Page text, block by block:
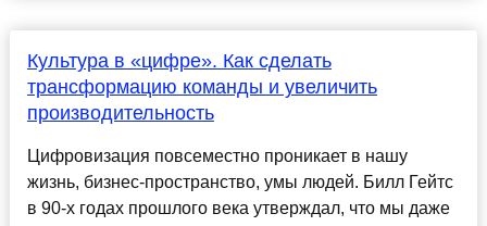
Культура в «цифре». Как сделать
трансформацию команды и увеличить
производительность
Цифровизация повсеместно проникает в нашу
жизнь, бизнес-пространство, умы людей. Билл Гейтс
в 90-х годах прошлого века утверждал, что мы даже